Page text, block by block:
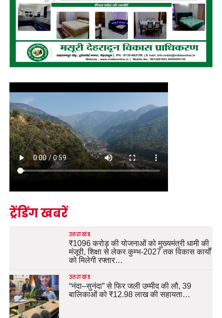
ट्रेंडिंग खबरें
उत्तराखंड
₹1096 करोड़ की योजनाओं को मुख्यमंत्री धामी की
मंजूरी, शिक्षा से लेकर कुम्भ-2027 तक विकास कार्यों
को मिलेगी रफ्तार…
उत्तराखंड
“नंदा–सुनंदा” से फिर जली उम्मीद की लौ, 39
बालिकाओं को ₹12.98 लाख की सहायता…